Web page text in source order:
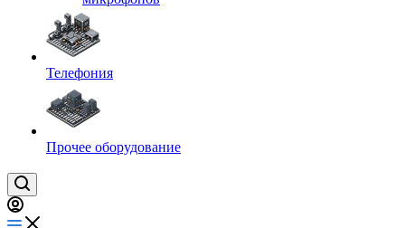
Телефония
Прочее оборудование